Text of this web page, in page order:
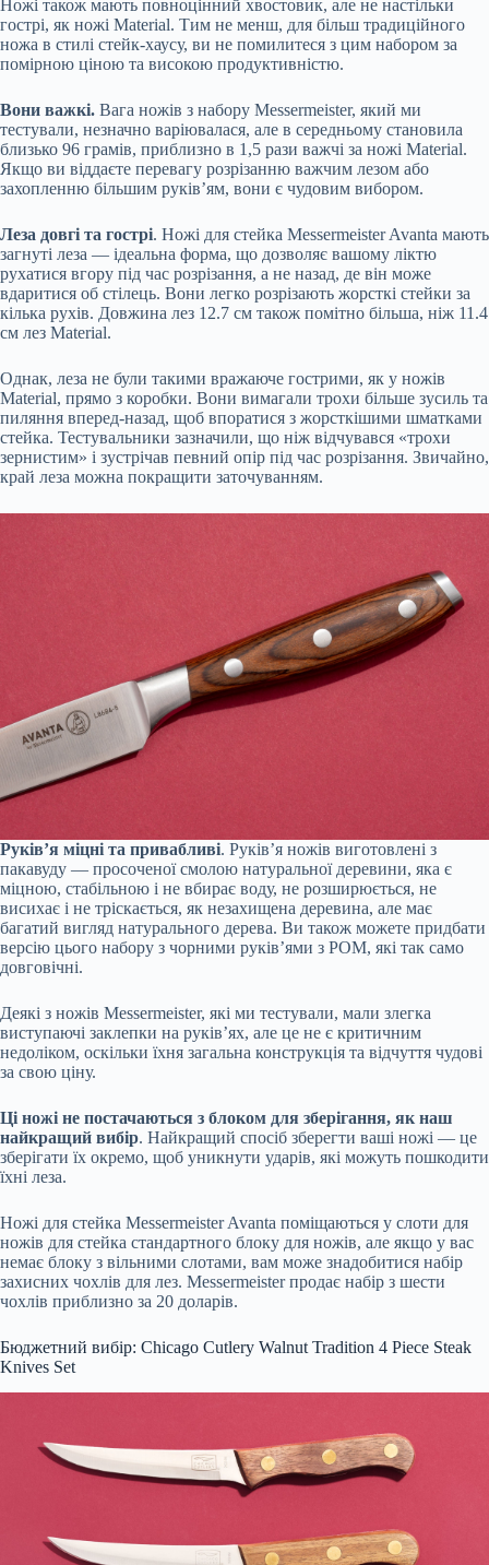
Ножі також мають повноцінний хвостовик, але не настільки
гострі, як ножі Material. Тим не менш, для більш традиційного
ножа в стилі стейк-хаусу, ви не помилитеся з цим набором за
помірною ціною та високою продуктивністю.
Вони важкі. Вага ножів з набору Messermeister, який ми
тестували, незначно варіювалася, але в середньому становила
близько 96 грамів, приблизно в 1,5 рази важчі за ножі Material.
Якщо ви віддаєте перевагу розрізанню важчим лезом або
захопленню більшим руків’ям, вони є чудовим вибором.
Леза довгі та гострі. Ножі для стейка Messermeister Avanta мають
загнуті леза — ідеальна форма, що дозволяє вашому ліктю
рухатися вгору під час розрізання, а не назад, де він може
вдаритися об стілець. Вони легко розрізають жорсткі стейки за
кілька рухів. Довжина лез 12.7 см також помітно більша, ніж 11.4
см лез Material.
Однак, леза не були такими вражаюче гострими, як у ножів
Material, прямо з коробки. Вони вимагали трохи більше зусиль та
пиляння вперед-назад, щоб впоратися з жорсткішими шматками
стейка. Тестувальники зазначили, що ніж відчувався «трохи
зернистим» і зустрічав певний опір під час розрізання. Звичайно,
край леза можна покращити заточуванням.
Руків’я міцні та привабливі. Руків’я ножів виготовлені з
пакавуду — просоченої смолою натуральної деревини, яка є
міцною, стабільною і не вбирає воду, не розширюється, не
висихає і не тріскається, як незахищена деревина, але має
багатий вигляд натурального дерева. Ви також можете придбати
версію цього набору з чорними руків’ями з POM, які так само
довговічні.
Деякі з ножів Messermeister, які ми тестували, мали злегка
виступаючі заклепки на руків’ях, але це не є критичним
недоліком, оскільки їхня загальна конструкція та відчуття чудові
за свою ціну.
Ці ножі не постачаються з блоком для зберігання, як наш
найкращий вибір. Найкращий спосіб зберегти ваші ножі — це
зберігати їх окремо, щоб уникнути ударів, які можуть пошкодити
їхні леза.
Ножі для стейка Messermeister Avanta поміщаються у слоти для
ножів для стейка стандартного блоку для ножів, але якщо у вас
немає блоку з вільними слотами, вам може знадобитися набір
захисних чохлів для лез. Messermeister продає набір з шести
чохлів приблизно за 20 доларів.
Бюджетний вибір: Chicago Cutlery Walnut Tradition 4 Piece Steak
Knives Set